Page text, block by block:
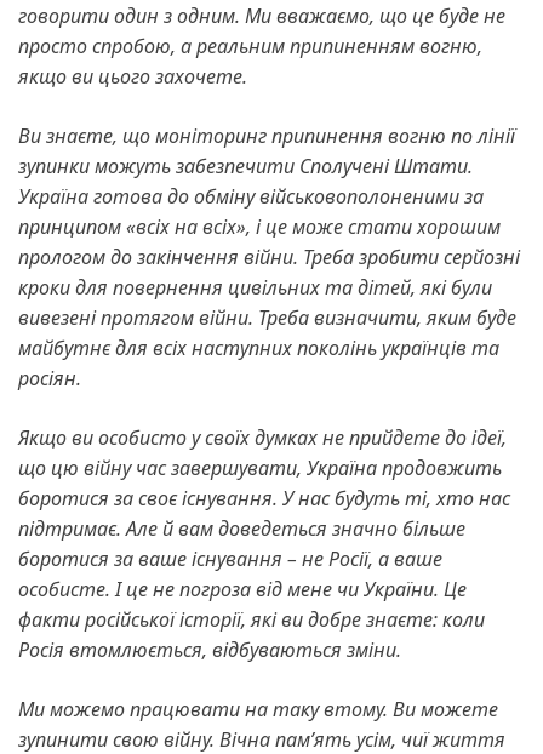
говорити один з одним. Ми вважаємо, що це буде не
просто спробою, а реальним припиненням вогню,
якщо ви цього захочете.
Ви знаєте, що моніторинг припинення вогню по лінії
зупинки можуть забезпечити Сполучені Штати.
Україна готова до обміну військовополоненими за
принципом «всіх на всіх», і це може стати хорошим
прологом до закінчення війни. Треба зробити серйозні
кроки для повернення цивільних та дітей, які були
вивезені протягом війни. Треба визначити, яким буде
майбутнє для всіх наступних поколінь українців та
росіян.
Якщо ви особисто у своїх думках не прийдете до ідеї,
що цю війну час завершувати, Україна продовжить
боротися за своє існування. У нас будуть ті, хто нас
підтримає.Але й вам доведеться значно більше
боротися за ваше існування – не Росії, а ваше
особисте. І це не погроза від мене чи України. Це
факти російської історії, які ви добре знаєте: коли
Росія втомлюється, відбуваються зміни.
Ми можемо працювати на таку втому. Ви можете
зупинити свою війну. Вічна памʼять усім, чиї життя